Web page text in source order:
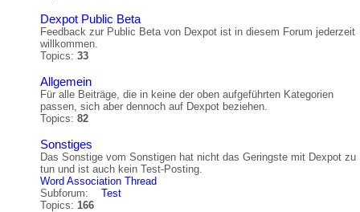
Dexpot Public Beta
Feedback zur Public Beta von Dexpot ist in diesem Forum jederzeit
willkommen.
Topics: 33
Allgemein
Für alle Beiträge, die in keine der oben aufgeführten Kategorien
passen, sich aber dennoch auf Dexpot beziehen.
Topics: 82
Sonstiges
Das Sonstige vom Sonstigen hat nicht das Geringste mit Dexpot zu
tun und ist auch kein Test-Posting.
Word Association Thread
Subforum:
Test
Topics: 166